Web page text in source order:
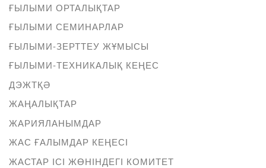
ҒЫЛЫМИ ОРТАЛЫҚТАР
ҒЫЛЫМИ СЕМИНАРЛАР
ҒЫЛЫМИ-ЗЕРТТЕУ ЖҰМЫСЫ
ҒЫЛЫМИ-ТЕХНИКАЛЫҚ КЕҢЕС
ДЭЖТҚӘ
ЖАҢАЛЫҚТАР
ЖАРИЯЛАНЫМДАР
ЖАС ҒАЛЫМДАР КЕҢЕСІ
ЖАСТАР ІСІ ЖӨНІНДЕГІ КОМИТЕТ